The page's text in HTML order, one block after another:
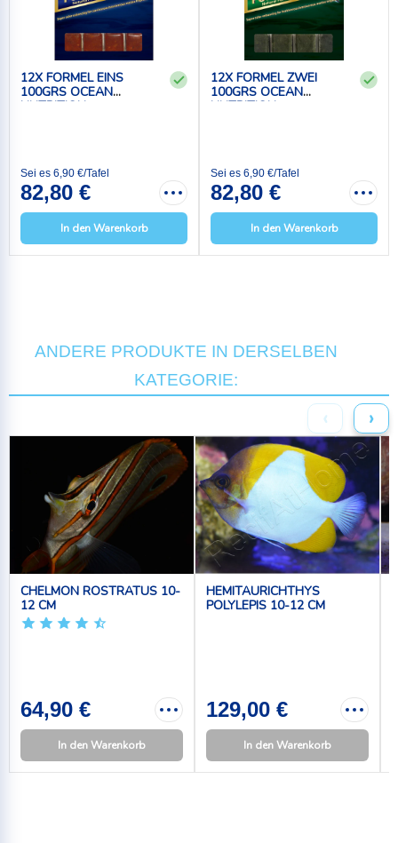
12X FORMEL EINS
100GRS OCEAN
NUTRITION
Sei es 6,90 €/Tafel
82,80 €
In den Warenkorb
12X FORMEL ZWEI
100GRS OCEAN
NUTRITION
Sei es 6,90 €/Tafel
82,80 €
In den Warenkorb
ANDERE PRODUKTE IN DERSELBEN
KATEGORIE:
‹ ›
CHELMON ROSTRATUS 10-
12 CM
64,90 €
In den Warenkorb
HEMITAURICHTHYS
POLYLEPIS 10-12 CM
129,00 €
In den Warenkorb